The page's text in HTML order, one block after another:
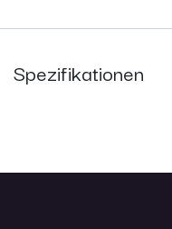
Spezifikationen